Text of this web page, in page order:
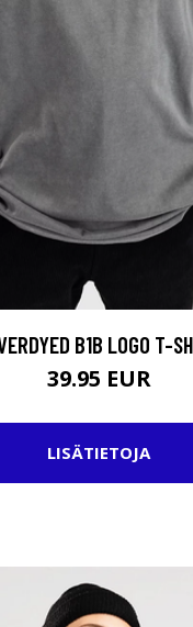
B1B LOGO T-
39.95 EUR
LISÄTIETOJA